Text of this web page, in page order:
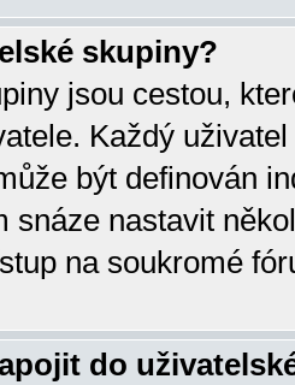
skupiny?
jsou cestou,
Každý
být definován
snáze nastavit
na soukromé
do